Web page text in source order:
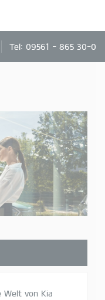
Tel: 09561 - 865 30-0
Welt von Kia